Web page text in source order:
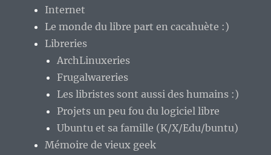
Internet
Le monde du libre part en cacahuète :)
Libreries
ArchLinuxeries
Frugalwareries
Les libristes sont aussi des humains :)
Projets un peu fou du logiciel libre
Ubuntu et sa famille (K/X/Edu/buntu)
Mémoire de vieux geek